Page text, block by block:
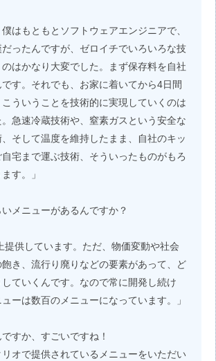
僕はもともとソフトウェアエンジニアで、
ったんですが、ゼロイチでいろいろな技
はかなり大変でした。まず保存料を自社
す。それでも、お家に着いてから4日間
ういうことを技術的に実現していくのは
急速冷蔵技術や、窒素ガスという安全な
そして温度を維持したまま、自社のキッ
宅まで運ぶ技術、そういったものがもろ
す。」
メニューがあるんですか？
提供しています。ただ、物価変動や社会
き、流行り廃りなどの要素があって、ど
ていくんです。なので常に開発し続け
ーは数百のメニューになっています。」
すか、すごいですね！
オで提供されているメニューをいただい